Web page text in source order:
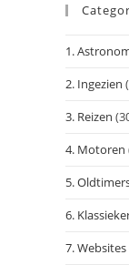
1.
2. Ingezien
3. Reizen
4. Motoren
5.
6.
7. Websites